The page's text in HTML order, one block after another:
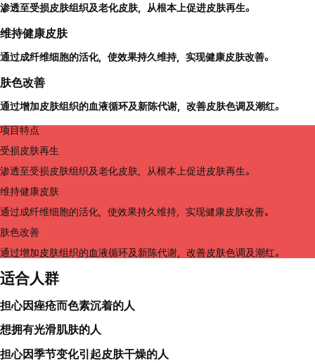
渗透至受损皮肤组织及老化皮肤，从根本上促进皮肤再生。
维持健康皮肤
通过成纤维细胞的活化，使效果持久维持，实现健康皮肤改善。
肤色改善
通过增加皮肤组织的血液循环及新陈代谢，改善皮肤色调及潮红。
项目特点
受损皮肤再生
渗透至受损皮肤组织及老化皮肤，从根本上促进皮肤再生。
维持健康皮肤
通过成纤维细胞的活化，使效果持久维持，实现健康皮肤改善。
肤色改善
通过增加皮肤组织的血液循环及新陈代谢，改善皮肤色调及潮红。
适合人群
担心因痤疮而色素沉着的人
想拥有光滑肌肤的人
担心因季节变化引起皮肤干燥的人